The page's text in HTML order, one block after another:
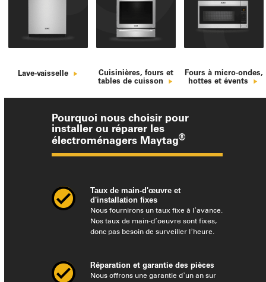
Lave-vaisselle
Cuisinières, fours et
tables de cuisson
Fours à micro-ondes,
hottes et évents
Pourquoi nous choisir pour
installer ou réparer les
électroménagers Maytag®
Taux de main-d'œuvre et
d'installation fixes
Nous fournirons un taux fixe à l’avance.
Nos taux de main-d’oeuvre sont fixes,
donc pas besoin de surveiller l’heure.
Réparation et garantie des pièces
Nous offrons une garantie d’un an sur